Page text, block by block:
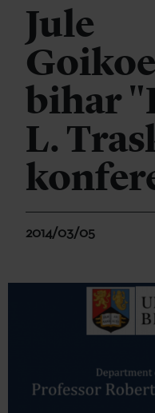
Jule
bihar
L.
2014/03/05